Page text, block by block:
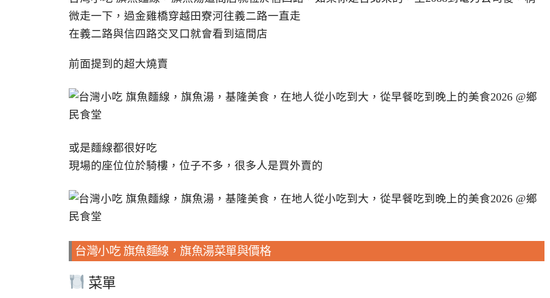
微走一下，過金雞橋穿越田寮河往義二路一直走
在義二路與信四路交叉口就會看到這間店
前面提到的超大燒賣
或是麵線都很好吃
現場的座位位於騎樓，位子不多，很多人是買外賣的
台灣小吃 旗魚麵線，旗魚湯菜單與價格
菜單